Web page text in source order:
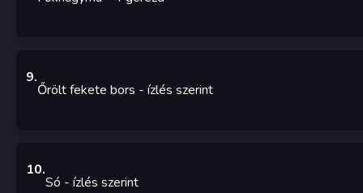
9.
Őrölt fekete bors - ízlés szerint
10.
Só - ízlés szerint